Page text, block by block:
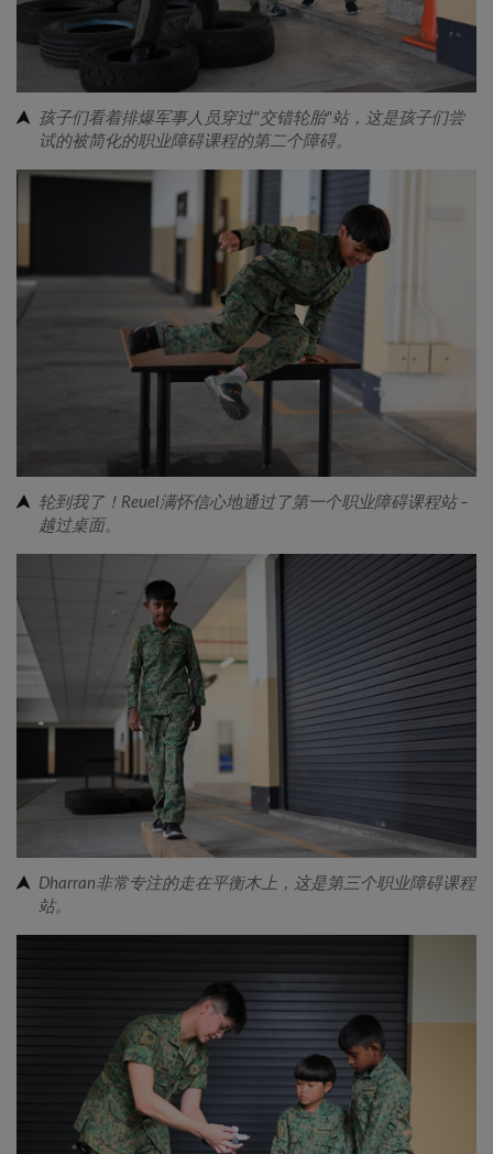
孩子们看着排爆军事人员穿过"交错轮胎"站，这是孩子们尝
试的被简化的职业障碍课程的第二个障碍。
轮到我了！Reuel满怀信心地通过了第一个职业障碍课程站 –
越过桌面。
Dharran非常专注的走在平衡木上，这是第三个职业障碍课程
站。